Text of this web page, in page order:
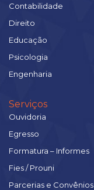
Contabilidade
Direito
Educação
Psicologia
Engenharia
Serviços
Ouvidoria
Egresso
Formatura – Informes
Fies / Prouni
Parcerias e Convênios